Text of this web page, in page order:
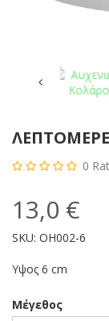
0
13,0 €
SKU: OH002-6
Υψος 6 cm
Μέγεθος